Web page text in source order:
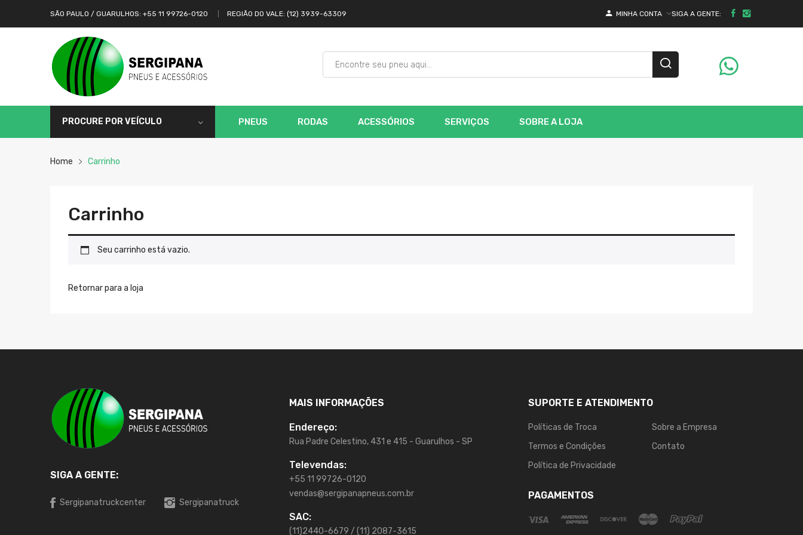
SÃO PAULO / GUARULHOS: +55 11 99726-0120 REGIÃO DO VALE: (12) 3939-63309 MINHA CONTA SIGA A GENTE:
PROCURE POR VEÍCULO PNEUS RODAS ACESSÓRIOS SERVIÇOS SOBRE A LOJA
Home Carrinho
Carrinho
Seu carrinho está vazio.
Retornar para a loja
SIGA A GENTE:
Sergipanatruckcenter Sergipanatruck
MAIS INFORMAÇÕES
Endereço:
Rua Padre Celestino, 431 e 415 - Guarulhos - SP
Televendas:
+55 11 99726-0120
vendas@sergipanapneus.com.br
SAC:
(11)2440-6679 / (11) 2087-3615
SUPORTE E ATENDIMENTO
Políticas de Troca
Termos e Condições
Política de Privacidade
Sobre a Empresa
Contato
PAGAMENTOS